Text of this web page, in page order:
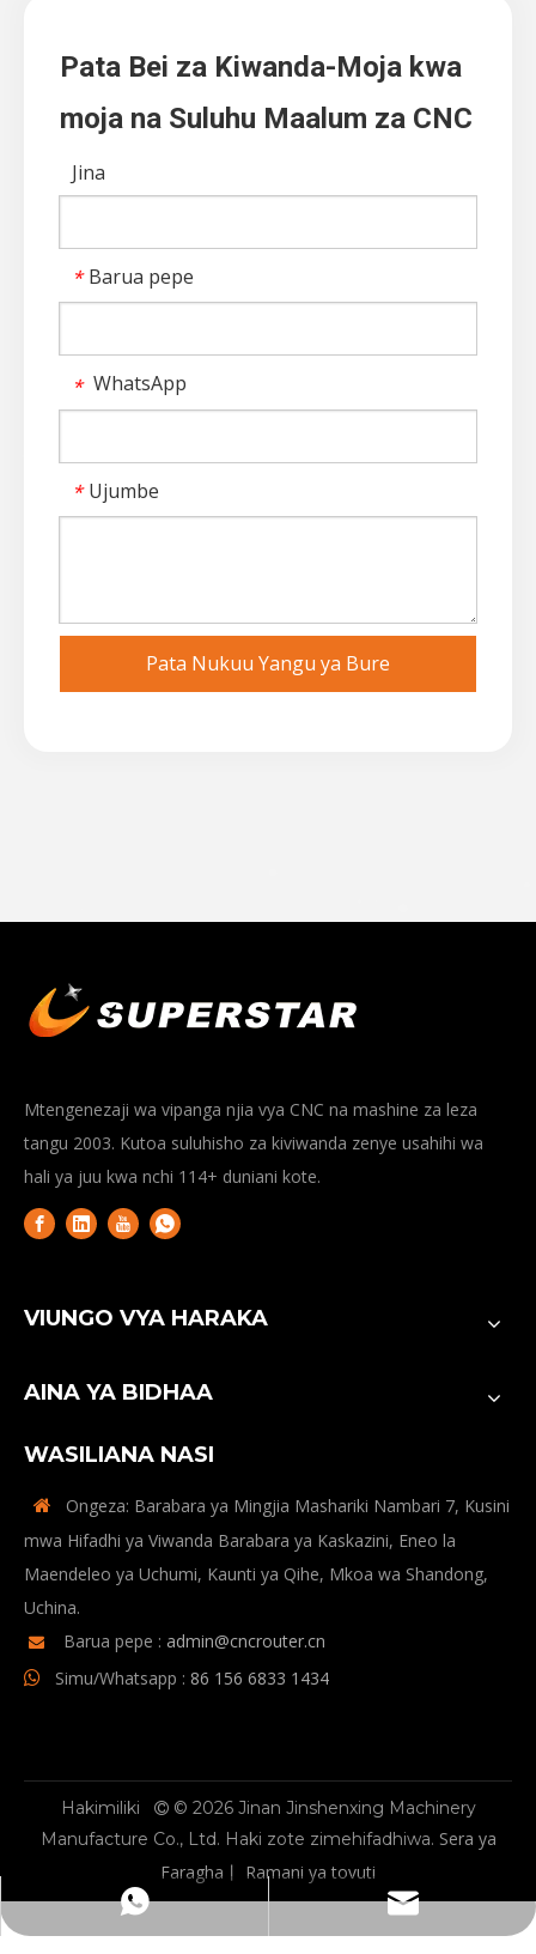
Pata Bei za Kiwanda-Moja kwa
moja na Suluhu Maalum za CNC
Jina
* Barua pepe
* WhatsApp
* Ujumbe
Pata Nukuu Yangu ya Bure
Mtengenezaji wa vipanga njia vya CNC na mashine za leza
tangu 2003. Kutoa suluhisho za kiviwanda zenye usahihi wa
hali ya juu kwa nchi 114+ duniani kote.
VIUNGO VYA HARAKA
AINA YA BIDHAA
WASILIANA NASI

Ongeza: Barabara ya Mingjia Mashariki Nambari 7, Kusini
mwa Hifadhi ya Viwanda Barabara ya Kaskazini, Eneo la
Maendeleo ya Uchumi, Kaunti ya Qihe, Mkoa wa Shandong,
Uchina.
 Barua pepe : admin@cncrouter.cn
 Simu/Whatsapp : 86 156 6833 1434
WhatsApp
admin@cncrouter.cn
Hakimiliki © 2026 Jinan Jinshenxing Machinery
Manufacture Co., Ltd. Haki zote zimehifadhiwa. Sera ya
Faragha 丨 Ramani ya tovuti